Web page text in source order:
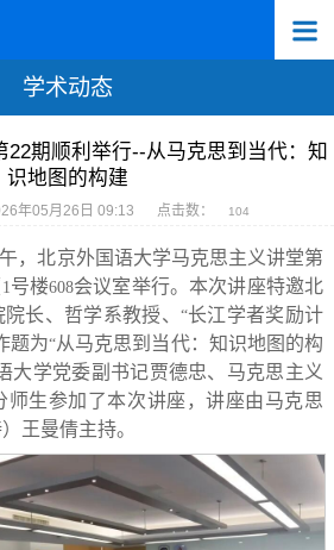
学术动态
期顺利举行--从马克思到当代：知
识地图的构建
年05月26日 09:13 点击数： 104
，北京外国语大学马克思主义讲堂第
1 号楼608会议室举行。本次讲座特邀北
长、哲学系教授、 “长江学者奖励计
题为“从马克思到当代：知识地图的构
大学党委副书记贾德忠、马克思主义
师生参加了本次讲座，讲座由马克思
王曼倩主持。